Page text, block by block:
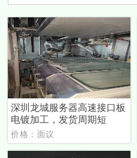
深圳龙城服务器高速接口板
电镀加工，发货周期短
价格：面议